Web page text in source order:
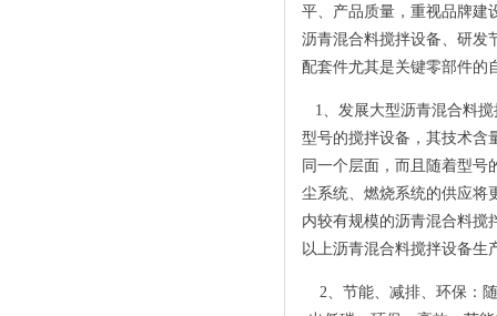
平、产品质量，重视品牌建
沥青混合料搅拌设备、研发
配套件尤其是关键零部件的
1、发展大型沥青混合料搅
型号的搅拌设备，其技术含
同一个层面，而且随着型
尘系统、燃烧系统的供应将
内较有规模的沥青混合料搅
以上沥青混合料搅拌设备生
2、节能、减排、环保：